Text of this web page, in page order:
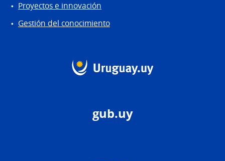
Proyectos e innovación
Gestión del conocimiento
gub.uy